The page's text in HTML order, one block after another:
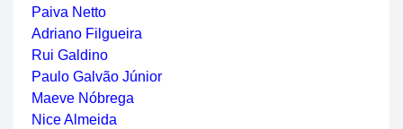
Paiva Netto
Adriano Filgueira
Rui Galdino
Paulo Galvão Júnior
Maeve Nóbrega
Nice Almeida